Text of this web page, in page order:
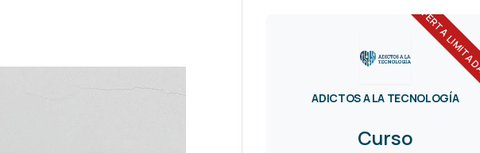
OFERTA
ADICTOS A LA TECNOLOGÍA
Curso